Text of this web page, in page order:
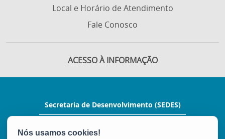
Local e Horário de Atendimento
Fale Conosco
ACESSO À INFORMAÇÃO
Secretaria de Desenvolvimento (SEDES)
Enseada, 2º andar - Enseada do Suá